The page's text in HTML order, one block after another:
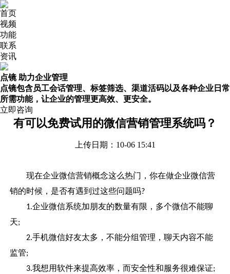
首页
视频
功能
联系
资讯
点镜 助力企业管理
点镜包含员工会话管理、标签筛选、渠道活码以及各种企业日常
所需功能，让企业的管理更高效、更安全。
立即咨询
有可以免费试用的微信营销管理系统吗？
上传日期：10-06 15:41
现在企业微信营销概念这么热门，你在做企业微信营
销的时候，是否有遇到过这些问题吗?
1.企业微信系统加朋友的数量有限，多个微信不能聊
天;
2.手机微信好友太多，不能分组管理，聊天内容不能
监管;
3.我想用软件来提高效率，而安全性和服务很难保证;